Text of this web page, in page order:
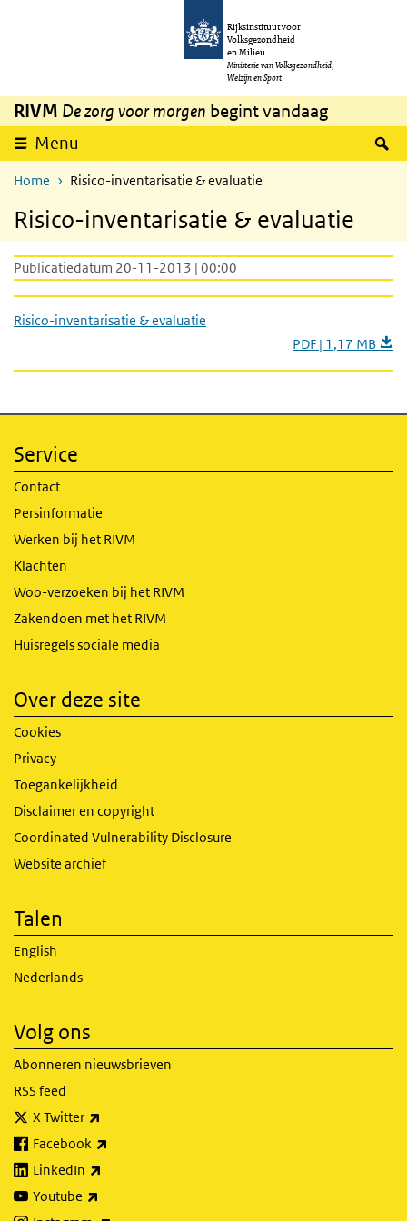
Overslaan en naar de inhoud gaan
Rijksinstituut voor
Volksgezondheid
en Milieu
Ministerie van Volksgezondheid,
Welzijn en Sport
RIVM De zorg voor morgen begint vandaag
Menu
Home Risico-inventarisatie & evaluatie
Risico-inventarisatie & evaluatie
Publicatiedatum 20-11-2013 | 00:00
Risico-inventarisatie & evaluatie
PDF | 1,17 MB
Service
Contact
Persinformatie
Werken bij het RIVM
Klachten
Woo-verzoeken bij het RIVM
Zakendoen met het RIVM
Huisregels sociale media
Over deze site
Cookies
Privacy
Toegankelijkheid
Disclaimer en copyright
Coordinated Vulnerability Disclosure
Website archief
Talen
English
Nederlands
Volg ons
Abonneren nieuwsbrieven
RSS feed
X Twitter
Facebook
LinkedIn
Youtube